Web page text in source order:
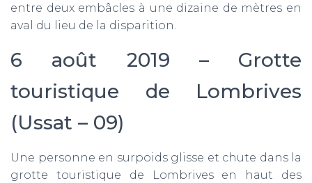
entre deux embâcles à une dizaine de mètres en
aval du lieu de la disparition.
6 août 2019 – Grotte
touristique de Lombrives
(Ussat – 09)
Une personne en surpoids glisse et chute dans la
grotte touristique de Lombrives en haut des